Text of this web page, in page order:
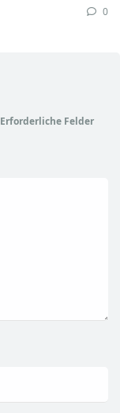
0
Erforderliche Felder